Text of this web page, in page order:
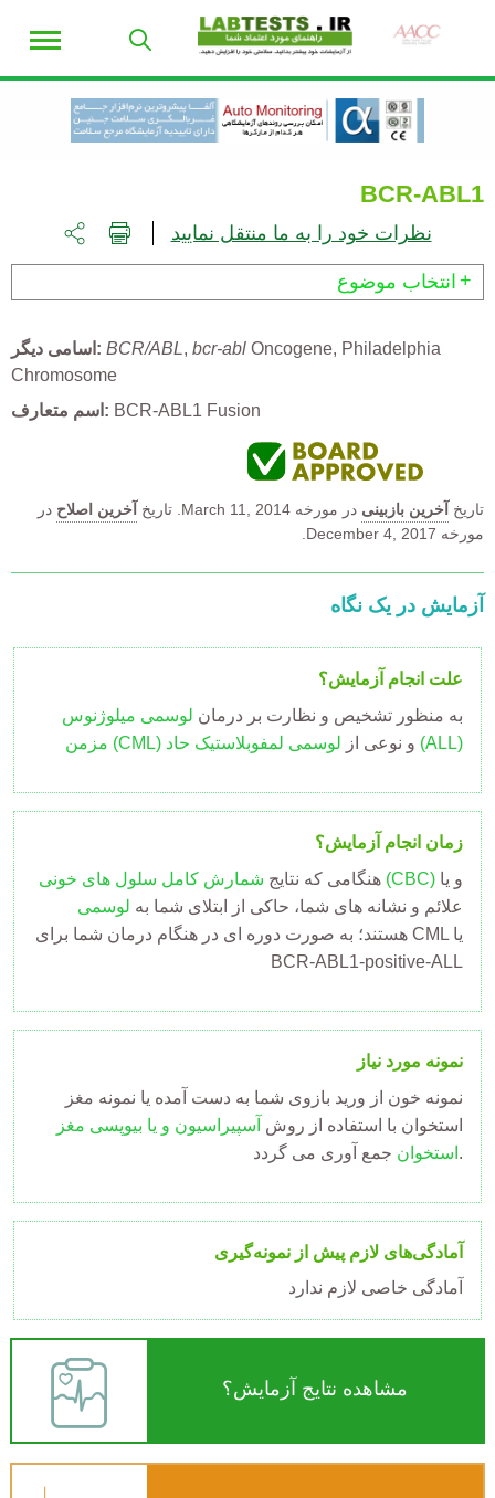
BCR-ABL1
نظرات خود را به ما منتقل نمایید
انتخاب موضوع
اسامی دیگر BCR/ABL bcr-abl Oncogene Philadelphia
Chromosome
اسم متعارف
BCR-ABL1 Fusion
تاریخ آخرین بازبینی در مورخه March 11, 2014. تاریخ آخرین اصلاح در
مورخه December 4, 2017.
آزمایش در یک نگاه
علت انجام آزمایش؟
به منظور تشخیص و نظارت بر درمان لوسمی میلوژنوس
مزمن (CML)
و نوعی از لوسمی لمفوبلاستیک حاد (ALL)
زمان انجام آزمایش؟
هنگامی که نتایج شمارش کامل سلول های خونی (CBC)
علائم و نشانه های شما، حاکی از ابتلای شما به لوسمی
هستند؛ به صورت دوره ای در هنگام درمان شما برای CML یا
BCR-ABL1-positive-ALL
نمونه مورد نیاز
نمونه خون از ورید بازوی شما به دست آمده یا نمونه مغز
استخوان با استفاده از روش آسپیراسیون و یا بیوپسی مغز
استخوان جمع آوری می گردد.
آمادگی‌های لازم پیش از نمونه‌گیری
آمادگی خاصی لازم ندارد
مشاهده نتایج آزمایش؟